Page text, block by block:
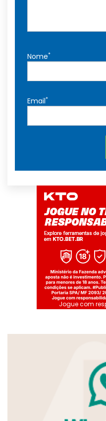
Nome*
Email*
Jogue com